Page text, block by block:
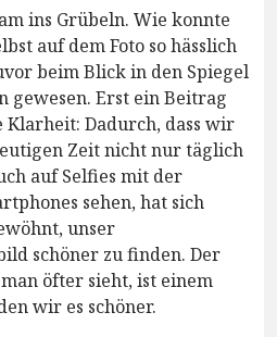
ins Grübeln. Wie konnte
auf dem Foto so hässlich
beim Blick in den Spiegel
gewesen. Erst ein Beitrag
Dadurch, dass wir
Zeit nicht nur täglich
auf Selfies mit der
sehen, hat sich
unser
schöner zu finden. Der
öfter sieht, ist einem
wir es schöner.